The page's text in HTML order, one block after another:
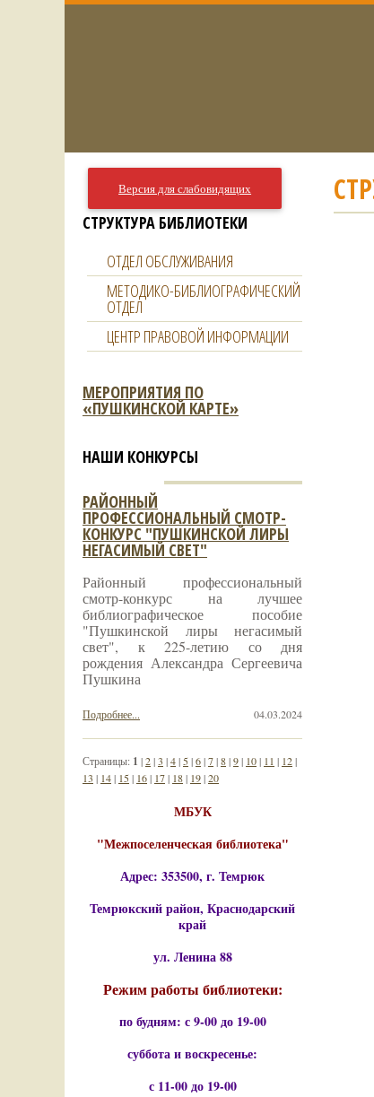
Версия для слабовидящих
СТРУКТУРА БИБЛИОТЕКИ
ОТДЕЛ ОБСЛУЖИВАНИЯ
МЕТОДИКО-БИБЛИОГРАФИЧЕСКИЙ
ОТДЕЛ
ЦЕНТР ПРАВОВОЙ ИНФОРМАЦИИ
МЕРОПРИЯТИЯ ПО
«ПУШКИНСКОЙ КАРТЕ»
НАШИ КОНКУРСЫ
РАЙОННЫЙ
ПРОФЕССИОНАЛЬНЫЙ СМОТР-
КОНКУРС "ПУШКИНСКОЙ ЛИРЫ
НЕГАСИМЫЙ СВЕТ"
Районный профессиональный
смотр-конкурс на лучшее
библиографическое пособие
"Пушкинской лиры негасимый
свет", к 225-летию со дня
рождения Александра Сергеевича
Пушкина
04.03.2024
Подробнее...
Страницы: 1 |2|3 |4| 5|6|7|8|9| 10| 11 | 12|
13 | 14| 15| 16| 17| 18| 19|20
МБУК
"Межпоселенческая библиотека"
Адрес: 353500, г. Темрюк
Темрюкский район, Краснодарский
край
ул. Ленина 88
Режим работы библиотеки:
по будням: с 9-00 до 19-00
суббота и воскресенье:
с 11-00 до 19-00